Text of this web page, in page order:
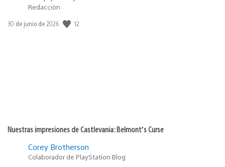
Redacción
Fecha
30 de junio de 2026 12
Nuestras impresiones de Castlevania: Belmont’s Curse
Corey Brotherson
Colaborador de PlayStation Blog